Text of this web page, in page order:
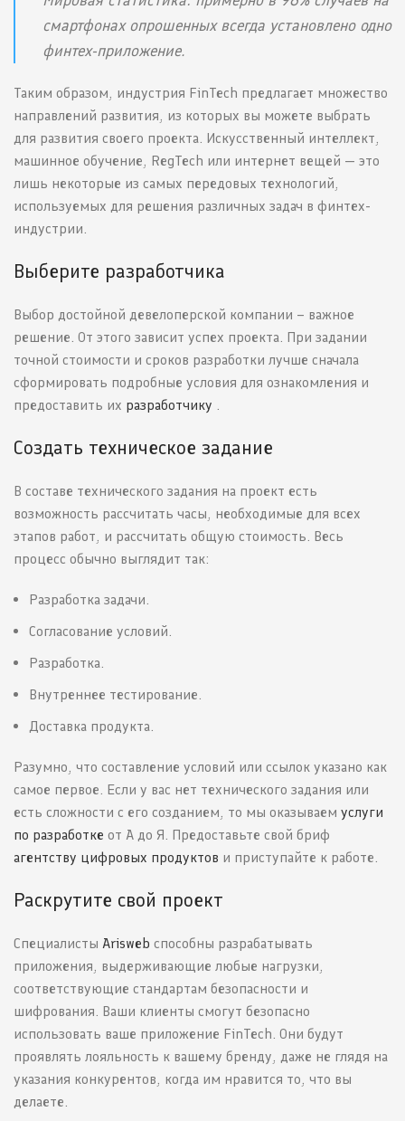
смартфонах опрошенных всегда установлено одно
финтех-приложение.
Таким образом, индустрия FinTech предлагает множество
направлений развития, из которых вы можете выбрать
для развития своего проекта. Искусственный интеллект,
машинное обучение, RegTech или интернет вещей — это
лишь некоторые из самых передовых технологий,
используемых для решения различных задач в финтех-
индустрии.
Выберите разработчика
Выбор достойной девелоперской компании – важное
решение. От этого зависит успех проекта. При задании
точной стоимости и сроков разработки лучше сначала
сформировать подробные условия для ознакомления и
предоставить их разработчику
Создать техническое задание
В составе технического задания на проект есть
возможность рассчитать часы, необходимые для всех
этапов работ, и рассчитать общую стоимость. Весь
процесс обычно выглядит так:
Разработка задачи.
Согласование условий.
Разработка.
Внутреннее тестирование.
Доставка продукта.
Разумно, что составление условий или ссылок указано как
самое первое. Если у вас нет технического задания или
есть сложности с его созданием, то мы оказываем услуги
по разработке от А до Я. Предоставьте свой бриф
агентству цифровых продуктов и приступайте к работе.
Раскрутите свой проект
Специалисты Arisweb способны разрабатывать
приложения, выдерживающие любые нагрузки,
соответствующие стандартам безопасности и
шифрования. Ваши клиенты смогут безопасно
использовать ваше приложение FinTech. Они будут
проявлять лояльность к вашему бренду, даже не глядя на
указания конкурентов, когда им нравится то, что вы
делаете.